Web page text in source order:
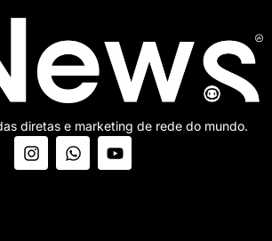
diretas e marketing de rede do mundo.